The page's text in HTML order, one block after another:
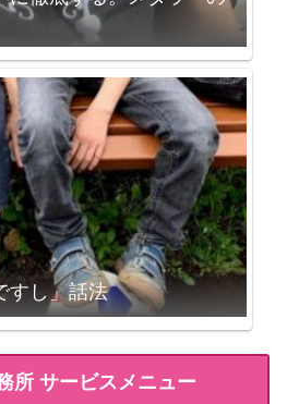
すし」話法
所 サービスメニュー